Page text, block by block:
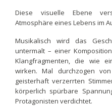
Diese visuelle Ebene
Atmosphäre eines Lebens im
Musikalisch wird das
untermalt – einer
Klangfragmenten, die wie
wirken. Mal durchzogen
geisterhaft verzerrten
körperlich spürbare
Protagonisten verdichtet.